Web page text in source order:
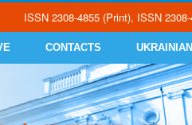
ISSN 2308-4855 (Print), ISSN
CONTACTS UKRAINIAN